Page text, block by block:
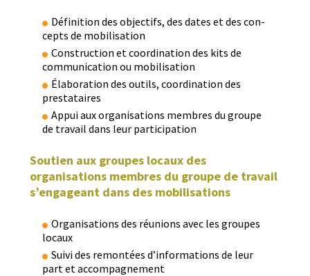
Déf­i­ni­tion des objec­tifs, des dates et des con­
cepts de mobilisation
Con­struc­tion et coor­di­na­tion des kits de
com­mu­ni­ca­tion ou mobilisation
Élab­o­ra­tion des out­ils, coor­di­na­tion des
prestataires
Appui aux organ­i­sa­tions mem­bres du groupe
de tra­vail dans leur participation
Soutien aux groupes locaux des
organisations membres du groupe de travail
s’engageant dans des mobilisations
Organ­i­sa­tions des réu­nions avec les groupes
locaux
Suivi des remon­tées d’informations de leur
part et accompagnement